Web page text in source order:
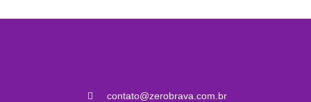
contato@zerobrava.com.br